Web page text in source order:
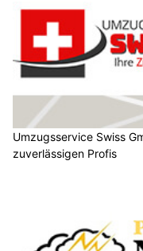
Umzugsservice Swiss
zuverlässigen Profis